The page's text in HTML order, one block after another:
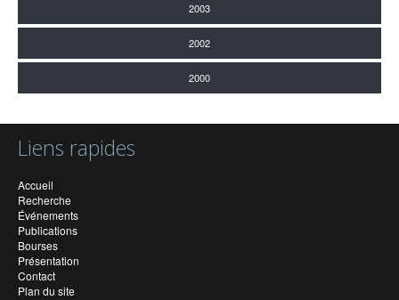
2003
2002
2000
Liens rapides
Accueil
Recherche
Événements
Publications
Bourses
Présentation
Contact
Plan du site